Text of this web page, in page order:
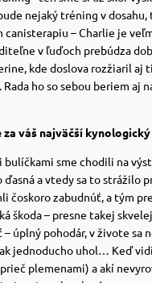
nejaký tréning v dosahu,
canisterapiu – Charlie je
v ľuďoch prebúdza
kde doslova rozžiaril aj
ho so sebou beriem aj
váš najväčší kynologický
bulíčkami sme chodili na
ďasná a vtedy sa to strážilo
čoskoro zabudnúť, a tým
škoda – presne takej
– úplný pohodár, v živote sa
jednoducho uhol… Keď
plemenami) a akí